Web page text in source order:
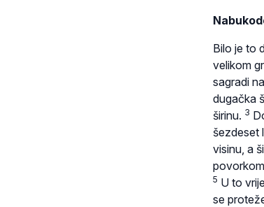
Bilo je to
velikom
sagradi
dugačka
širinu. 3
šezdeset
visinu, a
5 U to
se